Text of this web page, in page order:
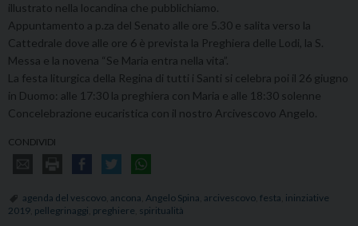
illustrato nella locandina che pubblichiamo.
Appuntamento a p.za del Senato alle ore 5.30 e salita verso la
Cattedrale dove alle ore 6 è prevista la Preghiera delle Lodi, la S.
Messa e la novena “Se Maria entra nella vita”.
La festa liturgica della Regina di tutti i Santi si celebra poi il 26 giugno
in Duomo: alle 17:30 la preghiera con Maria e alle 18:30 solenne
Concelebrazione eucaristica con il nostro Arcivescovo Angelo.
CONDIVIDI
agenda del vescovo ancona Angelo Spina arcivescovo festa ininziative
2019 pellegrinaggi preghiere spiritualità